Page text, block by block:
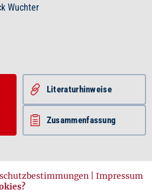
Wuchter
Literatur­hinweise
Zusammenfassung
Impressum